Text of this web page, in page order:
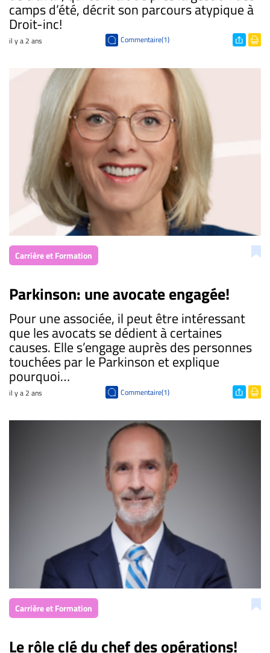
camps d’été, décrit son parcours atypique à
Droit-inc!
il y a 2 ans Commentaire(1)
Carrière et Formation
Parkinson: une avocate engagée!
Pour une associée, il peut être intéressant
que les avocats se dédient à certaines
causes. Elle s’engage auprès des personnes
touchées par le Parkinson et explique
pourquoi…
il y a 2 ans Commentaire(1)
Carrière et Formation
Le rôle clé du chef des opérations!